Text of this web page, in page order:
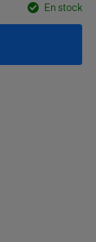
En stock